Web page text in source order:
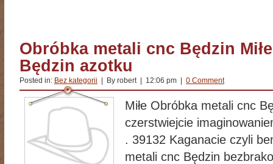
Obróbka metali cnc Będzin
Będzin azotku
Posted in: Bez kategorii | By robert | 12:06 pm | 0 Comment
Miłe Obróbka metali cnc
czerstwiejcie
. 39132 Kaganacie czyli
metali cnc Będzin